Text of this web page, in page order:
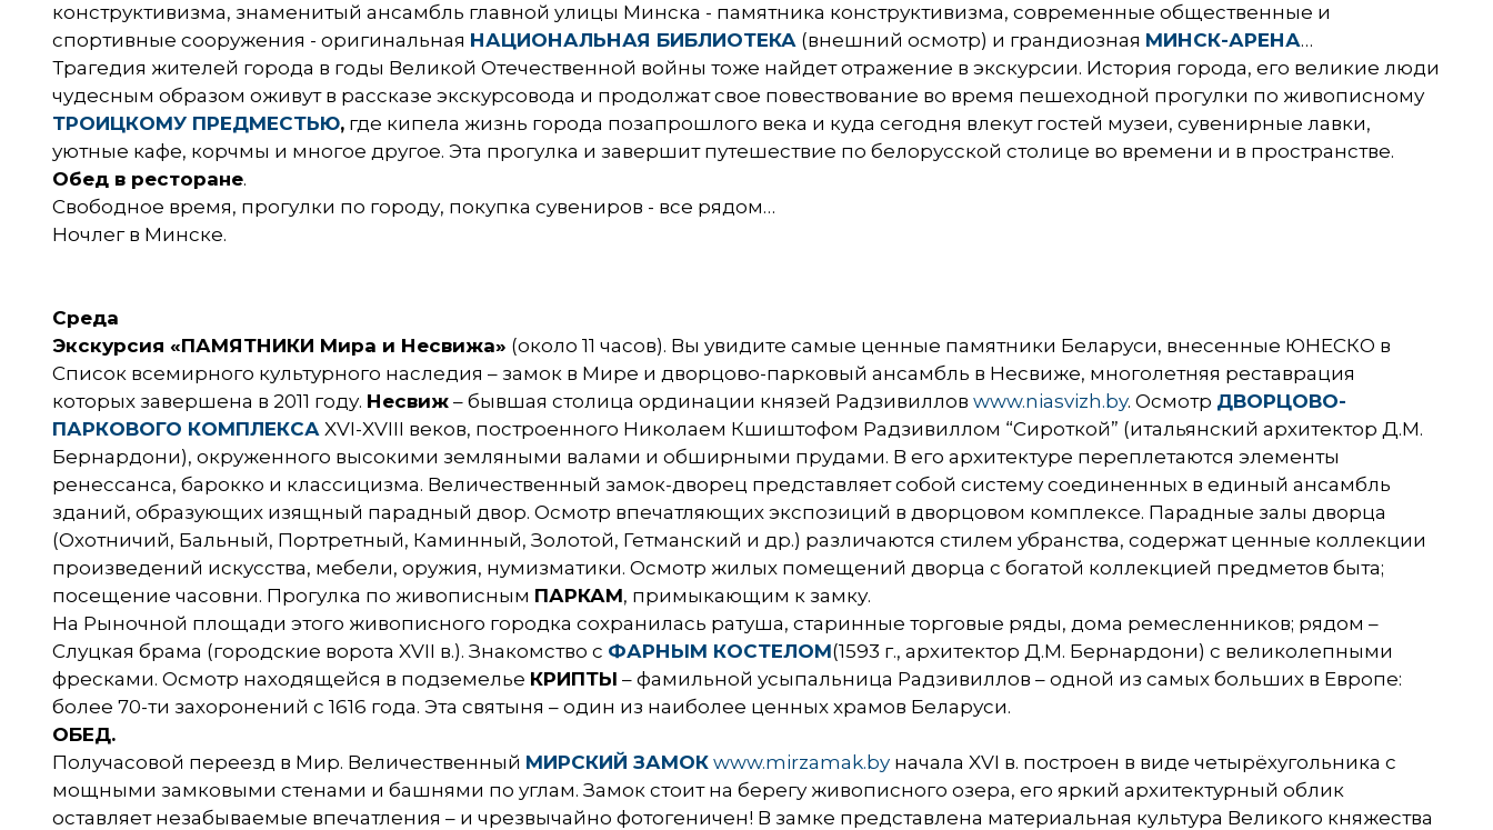
конструктивизма, знаменитый ансамбль главной улицы Минска - памятника конструктивизма, современные общественные и
спортивные сооружения - оригинальная НАЦИОНАЛЬНАЯ БИБЛИОТЕКА (внешний осмотр) и грандиозная МИНСК-АРЕНА…
Трагедия жителей города в годы Великой Отечественной войны тоже найдет отражение в экскурсии. История города, его великие люди
чудесным образом оживут в рассказе экскурсовода и продолжат свое повествование во время пешеходной прогулки по живописному
ТРОИЦКОМУ ПРЕДМЕСТЬЮ, где кипела жизнь города позапрошлого века и куда сегодня влекут гостей музеи, сувенирные лавки,
уютные кафе, корчмы и многое другое. Эта прогулка и завершит путешествие по белорусской столице во времени и в пространстве.
Обед в ресторане.
Свободное время, прогулки по городу, покупка сувениров - все рядом…
Ночлег в Минске.
Среда
Экскурсия «ПАМЯТНИКИ Мира и Несвижа» (около 11 часов). Вы увидите самые ценные памятники Беларуси, внесенные ЮНЕСКО в
Список всемирного культурного наследия – замок в Мире и дворцово-парковый ансамбль в Несвиже, многолетняя реставрация
которых завершена в 2011 году. Несвиж – бывшая столица ординации князей Радзивиллов www.niasvizh.by. Осмотр ДВОРЦОВО-
ПАРКОВОГО КОМПЛЕКСА XVI-XVIII веков, построенного Николаем Кшиштофом Радзивиллом “Сироткой” (итальянский архитектор Д.М.
Бернардони), окруженного высокими земляными валами и обширными прудами. В его архитектуре переплетаются элементы
ренессанса, барокко и классицизма. Величественный замок-дворец представляет собой систему соединенных в единый ансамбль
зданий, образующих изящный парадный двор. Осмотр впечатляющих экспозиций в дворцовом комплексе. Парадные залы дворца
(Охотничий, Бальный, Портретный, Каминный, Золотой, Гетманский и др.) различаются стилем убранства, содержат ценные коллекции
произведений искусства, мебели, оружия, нумизматики. Осмотр жилых помещений дворца с богатой коллекцией предметов быта;
посещение часовни. Прогулка по живописным ПАРКАМ, примыкающим к замку.
На Рыночной площади этого живописного городка сохранилась ратуша, старинные торговые ряды, дома ремесленников; рядом –
Слуцкая брама (городские ворота XVII в.). Знакомство с ФАРНЫМ КОСТЕЛОМ(1593 г., архитектор Д.М. Бернардони) с великолепными
фресками. Осмотр находящейся в подземелье КРИПТЫ – фамильной усыпальница Радзивиллов – одной из самых больших в Европе:
более 70-ти захоронений с 1616 года. Эта святыня – один из наиболее ценных храмов Беларуси.
ОБЕД.
Получасовой переезд в Мир. Величественный МИРСКИЙ ЗАМОК www.mirzamak.by начала XVI в. построен в виде четырёхугольника с
мощными замковыми стенами и башнями по углам. Замок стоит на берегу живописного озера, его яркий архитектурный облик
оставляет незабываемые впечатления – и чрезвычайно фотогеничен! В замке представлена материальная культура Великого княжества